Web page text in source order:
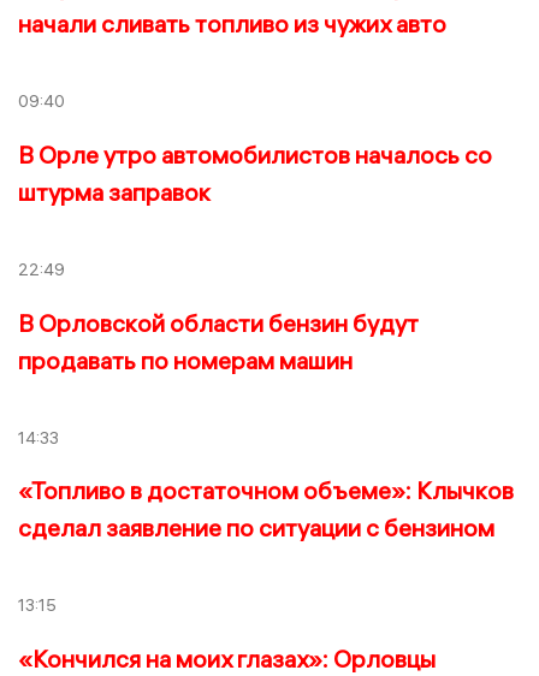
начали сливать топливо из чужих авто
09:40
В Орле утро автомобилистов началось со
штурма заправок
22:49
В Орловской области бензин будут
продавать по номерам машин
14:33
«Топливо в достаточном объеме»: Клычков
сделал заявление по ситуации с бензином
13:15
«Кончился на моих глазах»: Орловцы